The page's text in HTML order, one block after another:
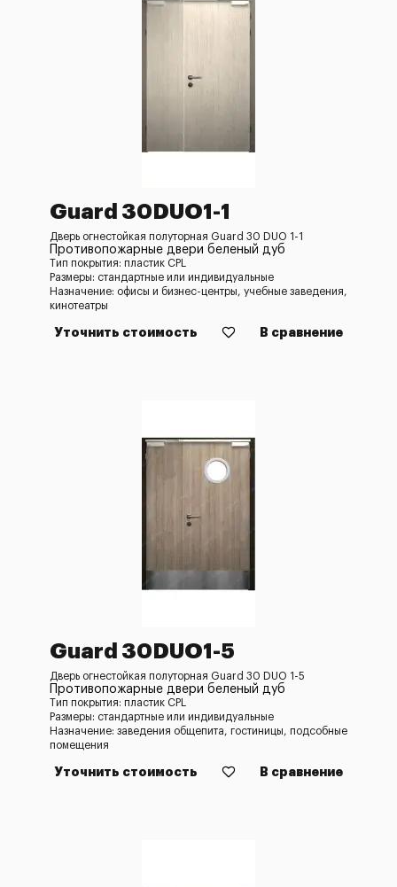
Guard 30DUO1-1
Дверь огнестойкая полуторная Guard 30 DUO 1-1
Противопожарные двери беленый дуб
Тип покрытия: пластик CPL
Размеры: стандартные или индивидуальные
Назначение: офисы и бизнес-центры, учебные заведения,
кинотеатры
Уточнить стоимость В сравнение
Guard 30DUO1-5
Дверь огнестойкая полуторная Guard 30 DUO 1-5
Противопожарные двери беленый дуб
Тип покрытия: пластик CPL
Размеры: стандартные или индивидуальные
Назначение: заведения общепита, гостиницы, подсобные
помещения
Уточнить стоимость В сравнение